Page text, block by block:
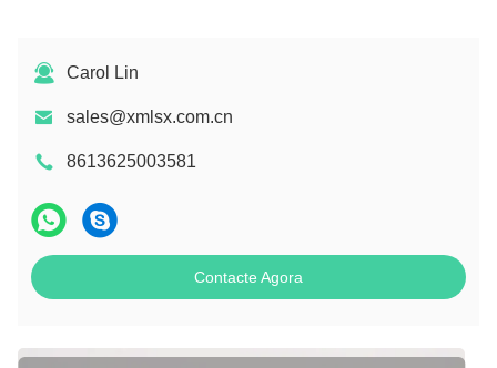
Carol Lin
sales@xmlsx.com.cn
8613625003581
Contacte Agora